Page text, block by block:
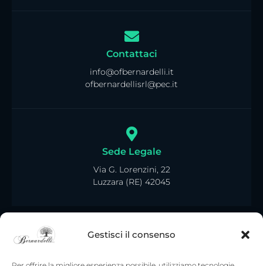
Gestisci il consenso
Contattaci
info@ofbernardelli.it
ofbernardellisrl@pec.it
Sede Legale
Via G. Lorenzini, 22
Luzzara (RE) 42045